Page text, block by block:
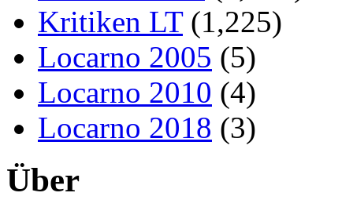
Kritiken LT(1,225)
Locarno 2005 (5)
Locarno 2010 (4)
Locarno 2018 (3)
Über